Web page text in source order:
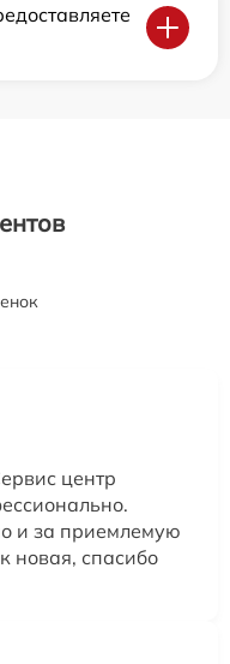
центр
и за приемлемую
новая, спасибо